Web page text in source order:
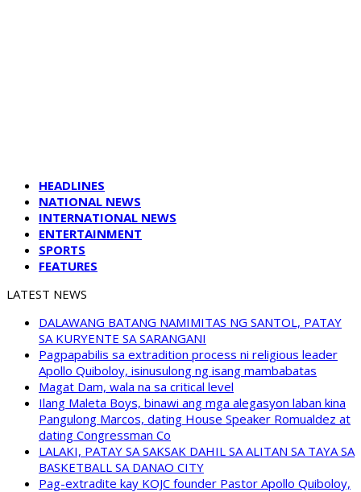
HEADLINES
NATIONAL NEWS
INTERNATIONAL NEWS
ENTERTAINMENT
SPORTS
FEATURES
LATEST NEWS
DALAWANG BATANG NAMIMITAS NG SANTOL, PATAY
SA KURYENTE SA SARANGANI
Pagpapabilis sa extradition process ni religious leader
Apollo Quiboloy, isinusulong ng isang mambabatas
Magat Dam, wala na sa critical level
Ilang Maleta Boys, binawi ang mga alegasyon laban kina
Pangulong Marcos, dating House Speaker Romualdez at
dating Congressman Co
LALAKI, PATAY SA SAKSAK DAHIL SA ALITAN SA TAYA SA
BASKETBALL SA DANAO CITY
Pag-extradite kay KOJC founder Pastor Apollo Quiboloy,